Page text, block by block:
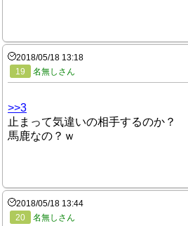
2018/05/18 13:18
19
名無しさん
>>3
止まって気違いの相手するのか？
馬鹿なの？ｗ
2018/05/18 13:44
20
名無しさん